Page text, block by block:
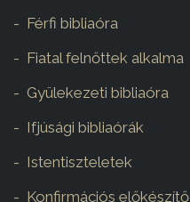
Férfi bibliaóra
Fiatal felnőttek alkalma
Gyülekezeti bibliaóra
Ifjúsági bibliaórák
Istentiszteletek
Konfirmációs előkészítő